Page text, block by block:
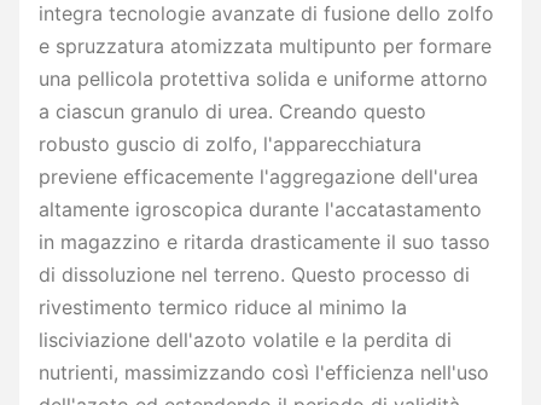
integra tecnologie avanzate di fusione dello zolfo
e spruzzatura atomizzata multipunto per formare
una pellicola protettiva solida e uniforme attorno
a ciascun granulo di urea. Creando questo
robusto guscio di zolfo, l'apparecchiatura
previene efficacemente l'aggregazione dell'urea
altamente igroscopica durante l'accatastamento
in magazzino e ritarda drasticamente il suo tasso
di dissoluzione nel terreno. Questo processo di
rivestimento termico riduce al minimo la
lisciviazione dell'azoto volatile e la perdita di
nutrienti, massimizzando così l'efficienza nell'uso